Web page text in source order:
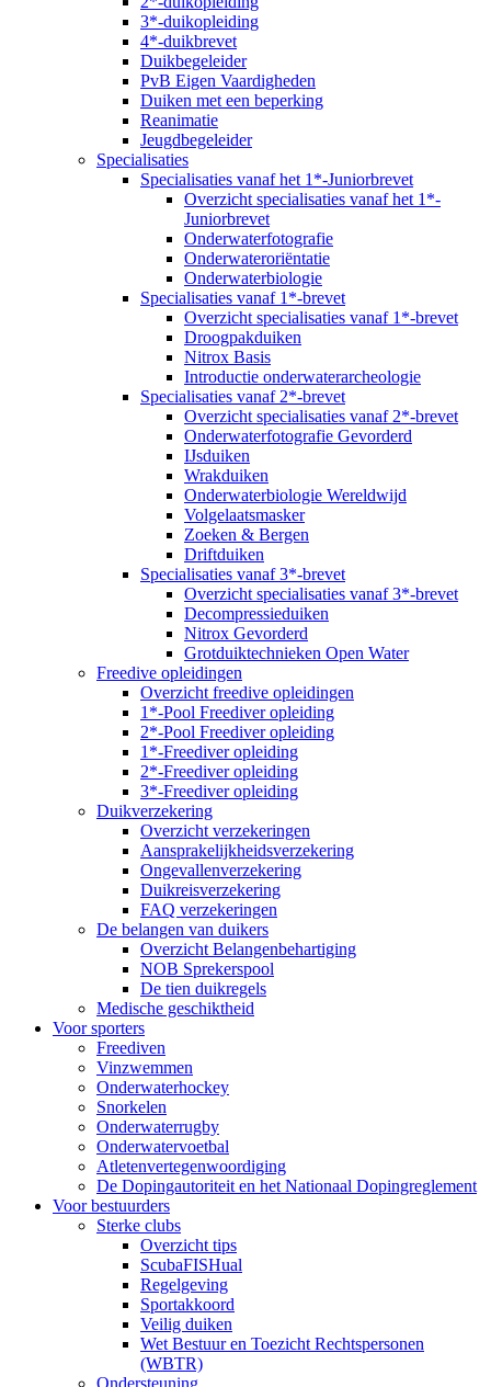
3*-duikopleiding
4*-duikbrevet
Duikbegeleider
PvB Eigen Vaardigheden
Duiken met een beperking
Reanimatie
Jeugdbegeleider
Specialisaties
Specialisaties vanaf het 1*-Juniorbrevet
Overzicht specialisaties vanaf het 1*-
Juniorbrevet
Onderwaterfotografie
Onderwateroriëntatie
Onderwaterbiologie
Specialisaties vanaf 1*-brevet
Overzicht specialisaties vanaf 1*-brevet
Droogpakduiken
Nitrox Basis
Introductie onderwaterarcheologie
Specialisaties vanaf 2*-brevet
Overzicht specialisaties vanaf 2*-brevet
Onderwaterfotografie Gevorderd
IJsduiken
Wrakduiken
Onderwaterbiologie Wereldwijd
Volgelaatsmasker
Zoeken & Bergen
Driftduiken
Specialisaties vanaf 3*-brevet
Overzicht specialisaties vanaf 3*-brevet
Decompressieduiken
Nitrox Gevorderd
Grotduiktechnieken Open Water
Freedive opleidingen
Overzicht freedive opleidingen
1*-Pool Freediver opleiding
2*-Pool Freediver opleiding
1*-Freediver opleiding
2*-Freediver opleiding
3*-Freediver opleiding
Duikverzekering
Overzicht verzekeringen
Aansprakelijkheidsverzekering
Ongevallenverzekering
Duikreisverzekering
FAQ verzekeringen
De belangen van duikers
Overzicht Belangenbehartiging
NOB Sprekerspool
De tien duikregels
Medische geschiktheid
Voor sporters
Freediven
Vinzwemmen
Onderwaterhockey
Snorkelen
Onderwaterrugby
Onderwatervoetbal
Atletenvertegenwoordiging
De Dopingautoriteit en het Nationaal Dopingreglement
Voor bestuurders
Sterke clubs
Overzicht tips
ScubaFISHual
Regelgeving
Sportakkoord
Veilig duiken
Wet Bestuur en Toezicht Rechtspersonen
(WBTR)
Ondersteuning